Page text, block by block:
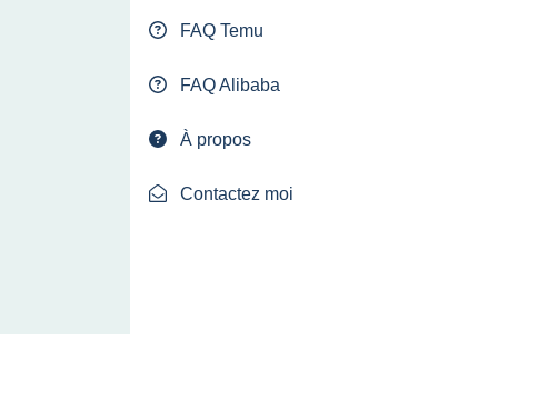
FAQ Temu
FAQ Alibaba
À propos
Contactez moi